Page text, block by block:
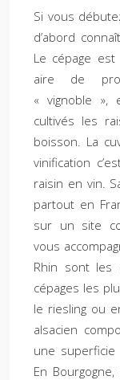
Si vous
d’abord
Le cépage
aire de
« vignoble »,
cultivés les
boisson. La
vinification
raisin en vin.
partout en
sur un site
vous
Rhin sont les
cépages les
le riesling ou
alsacien
une
En